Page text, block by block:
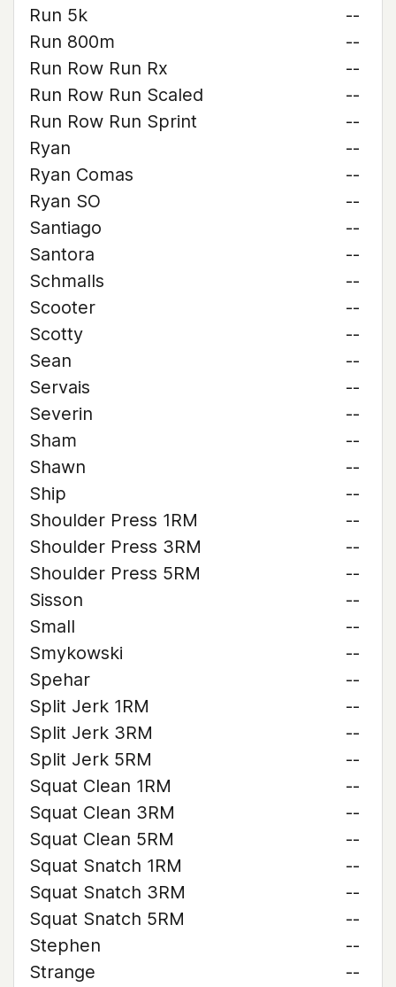
Run 5k
--
Run 800m
--
Run Row Run Rx
--
Run Row Run Scaled
--
Run Row Run Sprint
--
Ryan
--
Ryan Comas
--
Ryan SO
--
Santiago
--
Santora
--
Schmalls
--
Scooter
--
Scotty
--
Sean
--
Servais
--
Severin
--
Sham
--
Shawn
--
Ship
--
Shoulder Press 1RM
--
Shoulder Press 3RM
--
Shoulder Press 5RM
--
Sisson
--
Small
--
Smykowski
--
Spehar
--
Split Jerk 1RM
--
Split Jerk 3RM
--
Split Jerk 5RM
--
Squat Clean 1RM
--
Squat Clean 3RM
--
Squat Clean 5RM
--
Squat Snatch 1RM
--
Squat Snatch 3RM
--
Squat Snatch 5RM
--
Stephen
--
Strange
--